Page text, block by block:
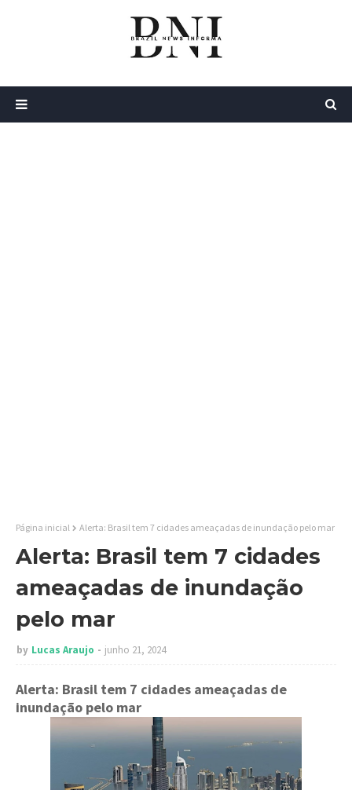
Página inicial Alerta: Brasil tem 7 cidades ameaçadas de inundação pelo mar
Alerta: Brasil tem 7 cidades
ameaçadas de inundação
pelo mar
by Lucas Araujo junho 21, 2024
Alerta: Brasil tem 7 cidades ameaçadas de
inundação pelo mar